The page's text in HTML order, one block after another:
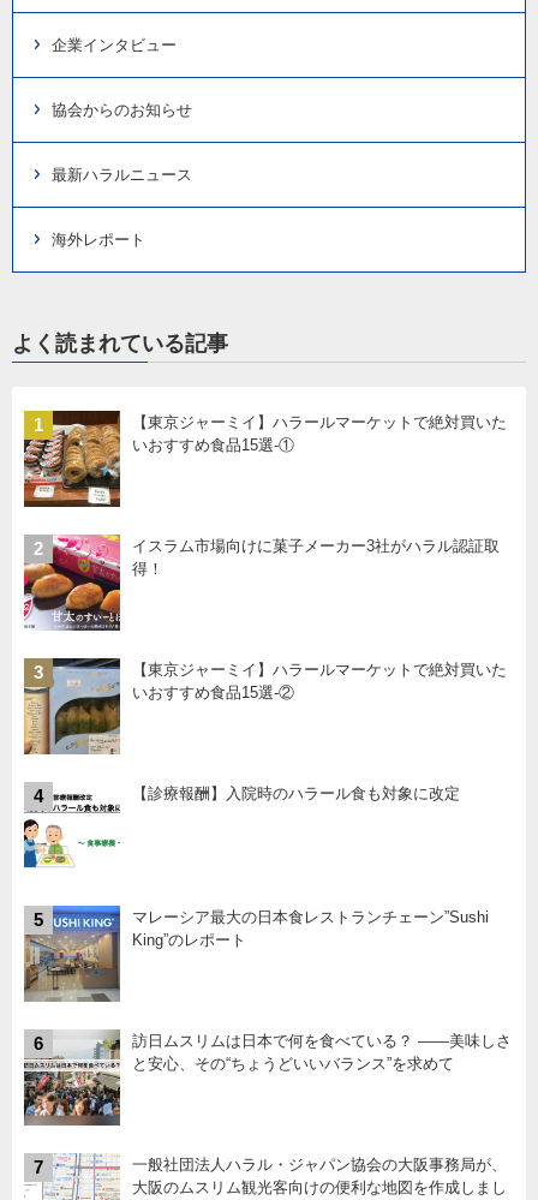
企業インタビュー
協会からのお知らせ
最新ハラルニュース
海外レポート
よく読まれている記事
1
【東京ジャーミイ】ハラールマーケットで絶対買いた
いおすすめ食品15選-①
2
イスラム市場向けに菓子メーカー3社がハラル認証取
得！
3
【東京ジャーミイ】ハラールマーケットで絶対買いた
いおすすめ食品15選-②
4 【診療報酬】入院時のハラール食も対象に改定
5
マレーシア最大の日本食レストランチェーン”Sushi
King”のレポート
6
訪日ムスリムは日本で何を食べている？ ――美味しさ
と安心、その“ちょうどいいバランス”を求めて
7
一般社団法人ハラル・ジャパン協会の大阪事務局が、
大阪のムスリム観光客向けの便利な地図を作成しまし